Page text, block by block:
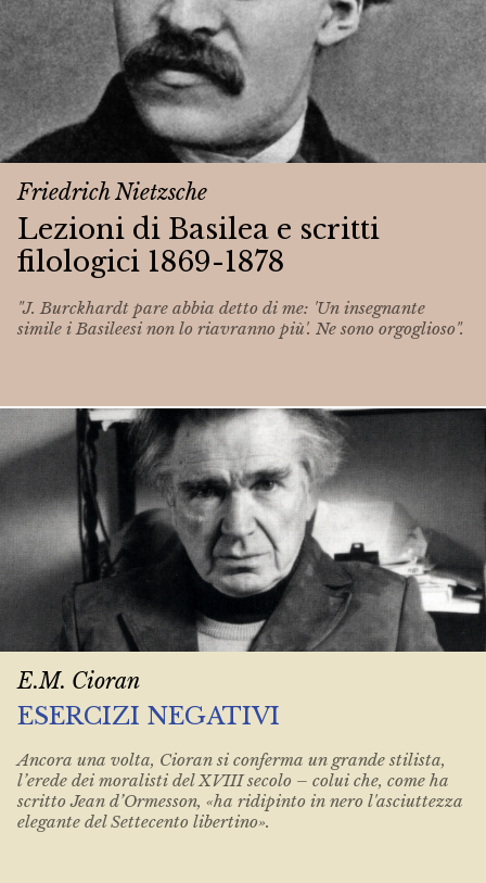
Friedrich Nietzsche
Lezioni di Basilea e scritti
filologici 1869-1878
"J. Burckhardt pare abbia detto di me: 'Un insegnante
simile i Basileesi non lo riavranno più'. Ne sono orgoglioso".
E.M. Cioran
ESERCIZI NEGATIVI
Ancora una volta, Cioran si conferma un grande stilista,
l’erede dei moralisti del XVIII secolo – colui che, come ha
scritto Jean d’Ormesson, «ha ridipinto in nero l'asciuttezza
elegante del Settecento libertino».